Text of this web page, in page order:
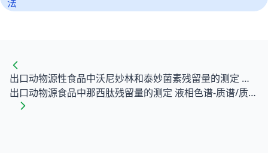
法
出口动物源性食品中沃尼妙林和泰妙菌素残留量的测定 液相色谱-质谱/质谱法
出口动物源食品中那西肽残留量的测定 液相色谱-质谱/质谱法